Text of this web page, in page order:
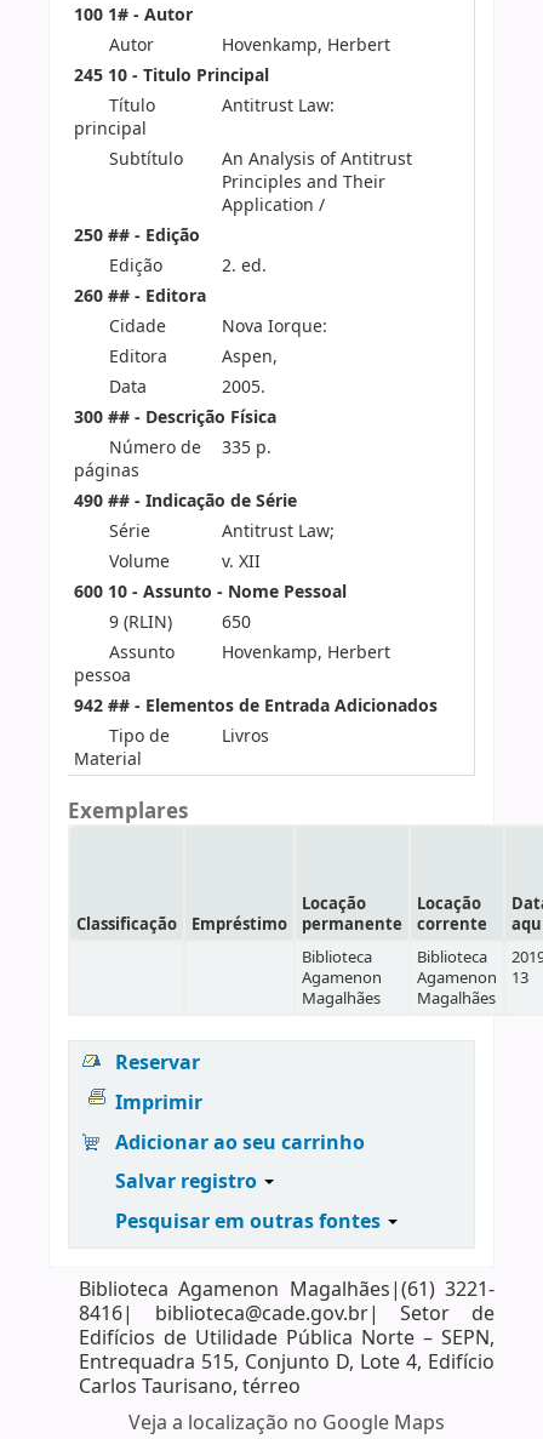
100 1# - Autor
Autor
Hovenkamp, Herbert
245 10 - Titulo Principal
Título
principal
Antitrust Law:
Subtítulo
An Analysis of Antitrust
Principles and Their
Application /
250 ## - Edição
Edição
2. ed.
260 ## - Editora
Cidade
Nova Iorque:
Editora
Aspen,
Data
2005.
300 ## - Descrição Física
Número de
páginas
335 p.
490 ## - Indicação de Série
Série
Antitrust Law;
Volume
v. XII
600 10 - Assunto - Nome Pessoal
9 (RLIN)
650
Assunto
pessoa
Hovenkamp, Herbert
942 ## - Elementos de Entrada Adicionados
Tipo de
Material
Livros
Exemplares
Classificação Empréstimo
Locação
permanente
Locação
corrente
Biblioteca
Agamenon
Magalhães
Biblioteca
Agamenon
Magalhães
13
Reservar
Imprimir
Adicionar ao seu carrinho
Salvar registro
Pesquisar em outras fontes
Biblioteca Agamenon Magalhães|(61) 3221-
8416| biblioteca@cade.gov.br| Setor de
Edifícios de Utilidade Pública Norte – SEPN,
Entrequadra 515, Conjunto D, Lote 4, Edifício
Carlos Taurisano, térreo
Veja a localização no Google Maps